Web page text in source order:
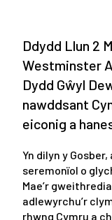
Ddydd Llun 2
Westminster
Dydd Gŵyl
nawddsant
eiconig a
Yn dilyn y
seremonïol o
Mae’r
adlewyrchu’r
rhwng Cymru a